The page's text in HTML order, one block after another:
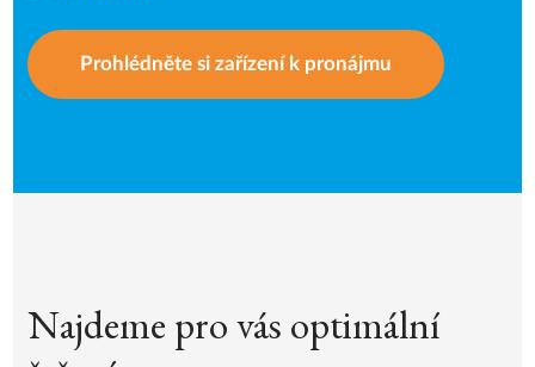
Prohlédněte si zařízení k pronájmu
Najdeme pro vás optimální